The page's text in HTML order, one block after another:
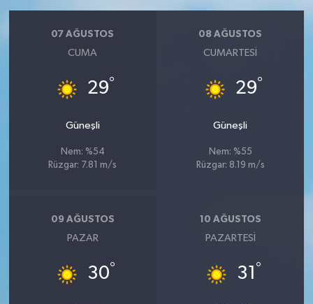
07 AĞUSTOS
CUMA
29°
Güneşli
Nem: %54
Rüzgar: 7.81 m/s
08 AĞUSTOS
CUMARTESI
29°
Güneşli
Nem: %55
Rüzgar: 8.19 m/s
09 AĞUSTOS
PAZAR
30°
10 AĞUSTOS
PAZARTESI
31 °